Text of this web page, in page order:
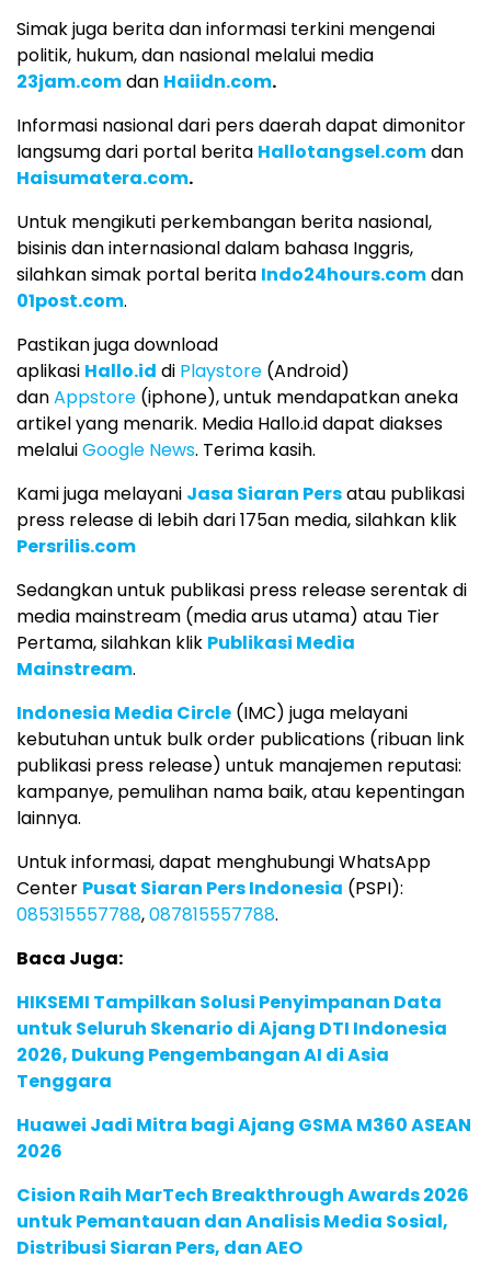
Simak juga berita dan informasi terkini mengenai
politik, hukum, dan nasional melalui media
23jam.comdan Haiidn.com.
Informasi nasional dari pers daerah dapat dimonitor
langsumg dari portal berita Hallotangsel.comdan
Haisumatera.com.
Untuk mengikuti perkembangan berita nasional,
bisinis dan internasional dalam bahasa Inggris,
silahkan simak portal berita Indo24hours.comdan
01post.com.
Pastikan juga download
aplikasi Hallo.id di Playstore (Android)
danAppstore (iphone), untuk mendapatkan aneka
artikel yang menarik. Media Hallo.id dapat diakses
melaluiGoogle News. Terima kasih.
Kami juga melayani Jasa Siaran Persatau publikasi
press release di lebih dari 175an media, silahkan klik
Persrilis.com
Sedangkan untuk publikasi press release serentak di
media mainstream (media arus utama) atau Tier
Pertama, silahkan klik Publikasi Media
Mainstream.
Indonesia Media Circle (IMC) juga melayani
kebutuhan untuk bulk order publications (ribuan link
publikasi press release) untuk manajemen reputasi:
kampanye, pemulihan nama baik, atau kepentingan
lainnya.
Untuk informasi, dapat menghubungi WhatsApp
Center Pusat Siaran Pers Indonesia (PSPI):
085315557788,087815557788.
Baca Juga:
HIKSEMI Tampilkan Solusi Penyimpanan Data
untuk Seluruh Skenario di Ajang DTI Indonesia
2026, Dukung Pengembangan AI di Asia
Tenggara
Huawei Jadi Mitra bagi Ajang GSMA M360 ASEAN
2026
Cision Raih MarTech Breakthrough Awards 2026
untuk Pemantauan dan Analisis Media Sosial,
Distribusi Siaran Pers, dan AEO